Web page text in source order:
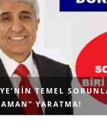
TEMEL
YARATMA!